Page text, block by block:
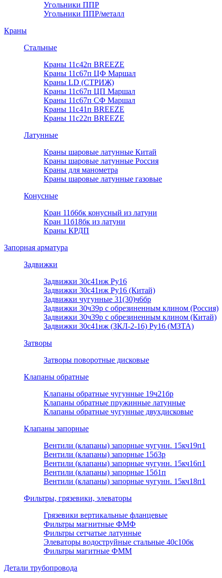
Угольники ППР
Угольники ППР/металл
Краны
Стальные
Краны 11с42п BREEZE
Краны 11с67п ЦФ Маршал
Краны LD (СТРИЖ)
Краны 11с67п ЦП Маршал
Краны 11с67п СФ Маршал
Краны 11с41п BREEZE
Краны 11с22п BREEZE
Латунные
Краны шаровые латунные Китай
Краны шаровые латунные Россия
Краны для манометра
Краны шаровые латунные газовые
Конусные
Кран 11б6бк конусный из латуни
Кран 11б18бк из латуни
Краны КРДП
Запорная арматура
Задвижки
Задвижки 30с41нж Ру16
Задвижки 30с41нж Ру16 (Китай)
Задвижки чугунные 31(30)ч6бр
Задвижки 30ч39р с обрезиненным клином (Россия)
Задвижки 30ч39р с обрезиненным клином (Китай)
Задвижки 30с41нж (ЗКЛ-2-16) Ру16 (МЗТА)
Затворы
Затворы поворотные дисковые
Клапаны обратные
Клапаны обратные чугунные 19ч21бр
Клапаны обратные пружинные латунные
Клапаны обратные чугунные двухдисковые
Клапаны запорные
Вентили (клапаны) запорные чугунн. 15кч19п1
Вентили (клапаны) запорные 15б3р
Вентили (клапаны) запорные чугунн. 15кч16п1
Вентили (клапаны) запорные 15б1п
Вентили (клапаны) запорные чугунн. 15кч18п1
Фильтры, грязевики, элеваторы
Грязевики вертикальные фланцевые
Фильтры магнитные ФМФ
Фильтры сетчатые латунные
Элеваторы водоструйные стальные 40с10бк
Фильтры магитные ФММ
Детали трубопровода